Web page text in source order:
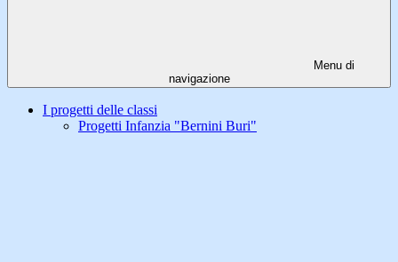
Menu di
navigazione
I progetti delle classi
Progetti Infanzia "Bernini Buri"